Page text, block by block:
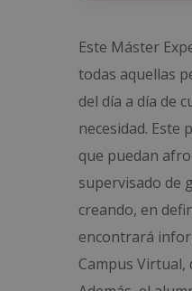
Este Máster
todas aquellas
del día a día de
necesidad.
que puedan
supervisado de
creando, en
encontrará
Campus